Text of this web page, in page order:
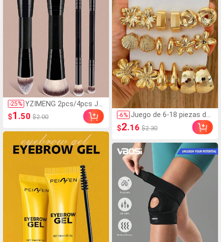
-25% YZIMENG 2pcs/4pcs Ju
ego de brochas de maq
uillaje profesional de do
base inclinada y cónica,
brocha de contorno, br
ocha de rubor, brocha d
bra de ojos, brocha de c
orrector, brocha de ilum
inador, brocha de difumi
nado, herramientas de
maquillaje hechas de fib
ras suaves, portátil y ad
ecuado para viajar, regal
o perfecto para mujere
s y niñas
$1 .50 $2.00 -6% Juego de 6-18 piezas de
pendientes dorados para
mujer, moda para fiesta
galo de compromiso, ad
ecuado para diversas oc
asiones, (hecho de mate
rial compuesto CCB de b
aja alergia y no desvanec
imiento), regalo para ella
$2.16 $2.30